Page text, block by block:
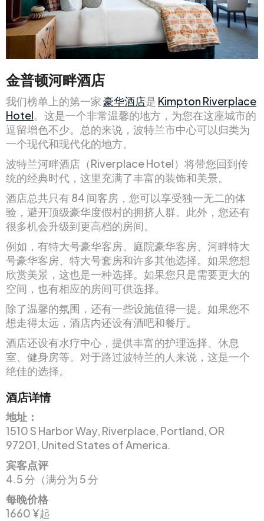
金普顿河畔酒店
我们榜单上的第一家豪华酒店是 Kimpton Riverplace
Hotel。这是一个非常温馨的地方，为您在这座城市的
逗留增色不少。总的来说，波特兰市中心可以归类为
一个现代和现代化的地方。
波特兰河畔酒店（Riverplace Hotel）将带您回到传
统的经典时代，这里充满了丰富的装饰和美景。
酒店总共只有 84 间客房，您可以享受独一无二的体
验，避开顶级豪华度假村的拥挤人群。此外，您还有
很多机会升级到更高档的房间。
例如，有特大号豪华客房、庭院豪华客房、河畔特大
号豪华客房、特大号套房和许多其他选择。如果您想
欣赏美景，这也是一种选择。如果您只是需要更大的
空间，也有相应的房间可供选择。
除了温馨的氛围，还有一些设施值得一提。如果您不
想走得太远，酒店内还设有酒吧和餐厅。
酒店还设有水疗中心，提供丰富的护理选择、休息
室、健身房等。对于路过波特兰的人来说，这是一个
绝佳的选择。
酒店详情
地址：
1510 S Harbor Way, Riverplace, Portland, OR
97201, United States of America.
宾客点评
4.5 分（满分为 5 分
每晚价格
1660 ¥起